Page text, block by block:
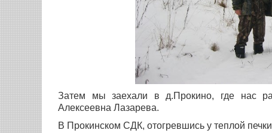
Затем мы заехали в д.Прокино, где нас
Алексеевна Лазарева.
В Прокинском СДК, отогревшись у теплой